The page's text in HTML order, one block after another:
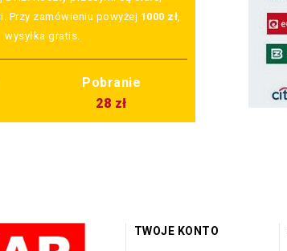
Przy zamówieniu powyżej 1000 zł
wysyłka gratis.
Pobranie
28 zł
TWOJE KONTO